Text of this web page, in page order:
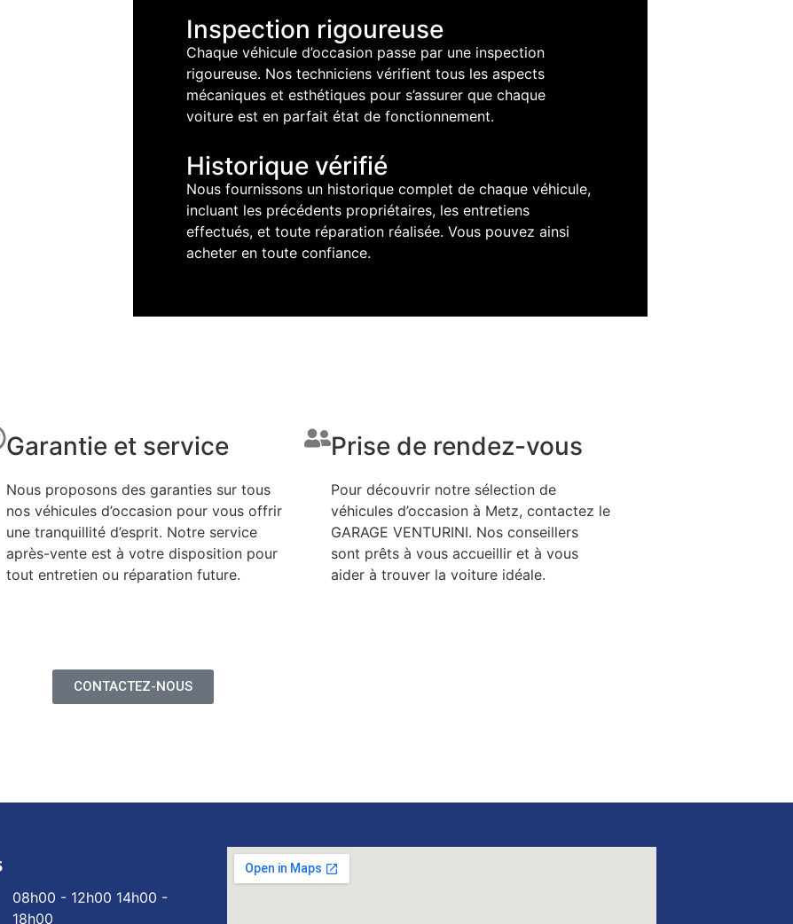
Inspection rigoureuse
Chaque véhicule d’occasion passe par une inspection
rigoureuse. Nos techniciens vérifient tous les aspects
mécaniques et esthétiques pour s’assurer que chaque
voiture est en parfait état de fonctionnement.
Historique vérifié
Nous fournissons un historique complet de chaque véhicule,
incluant les précédents propriétaires, les entretiens
effectués, et toute réparation réalisée. Vous pouvez ainsi
acheter en toute confiance.
Garantie et service
Nous proposons des garanties sur tous
nos véhicules d’occasion pour vous offrir
une tranquillité d’esprit. Notre service
après-vente est à votre disposition pour
tout entretien ou réparation future.
Prise de rendez-vous
Pour découvrir notre sélection de
véhicules d’occasion à Metz, contactez le
GARAGE VENTURINI. Nos conseillers
sont prêts à vous accueillir et à vous
aider à trouver la voiture idéale.
CONTACTEZ-NOUS
08h00 - 12h00 14h00 -
18h00